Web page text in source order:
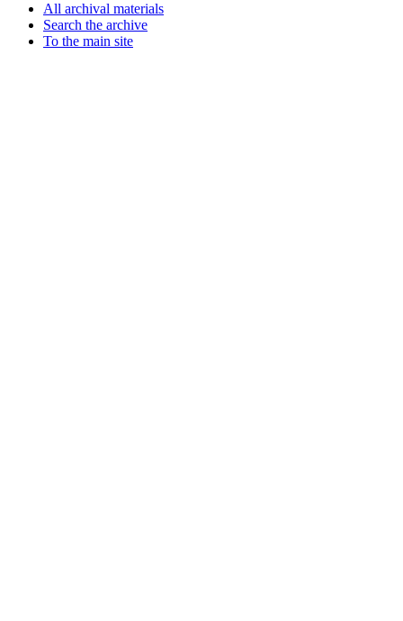
All archival materials
Search the archive
To the main site